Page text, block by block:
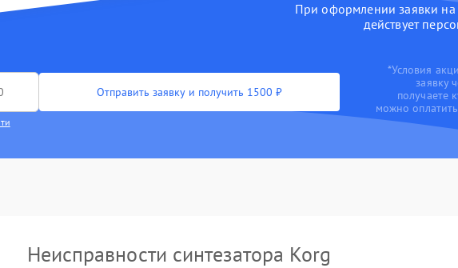
При оформлении заявки на
действует
Отправить заявку и получить 1500 ₽
*Условия
заявку
получаете
можно
Неисправности синтезатора Korg